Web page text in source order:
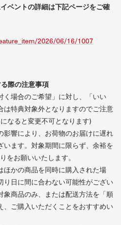
ベントの詳細は下記ページをご確
2026/06/16/1007
際の注意事項
場合のご希望」に対し、「いい
は特典対象外となりますのでご注意
なると変更不可となります)
響により、お荷物のお届けに遅れ
います。対象期間に限らず、余裕を
をお願いいたします。
かの商品を同時に購入された場
り日に間に合わない可能性がござい
象商品のみ、または配送方法を「順
、ご購入いただくことをおすすめい